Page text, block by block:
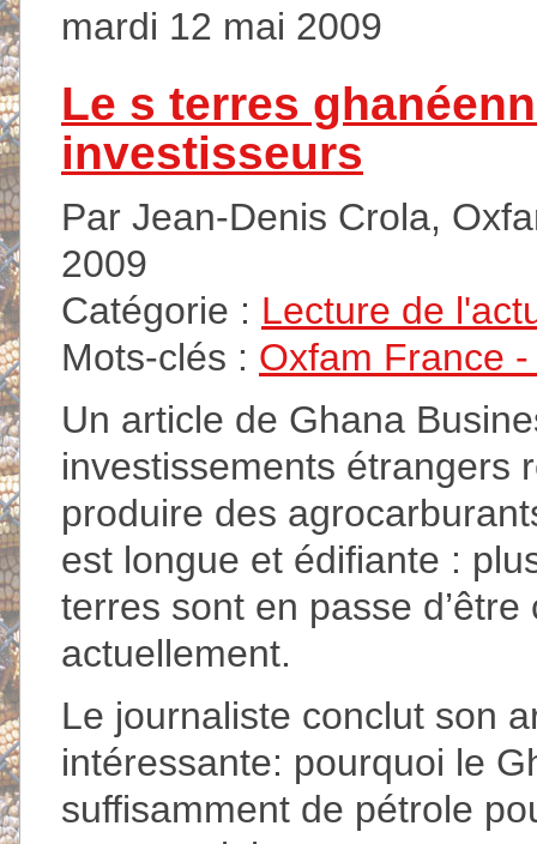
mardi 12 mai 2009
Le s terres
investisseurs
Par Jean-Denis Crola,
2009
Catégorie : Lecture de
Mots-clés : Oxfam France -
Un article de Ghana
investissements étrangers
produire des
est longue et édifiante :
terres sont en passe
actuellement.
Le journaliste conclut son
intéressante: pourquoi le
suffisamment de pétrole